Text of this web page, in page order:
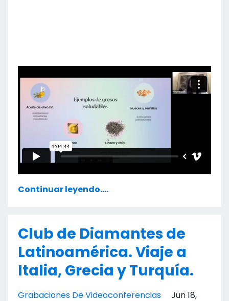
Continuar leyendo....
Club de Diamantes de
Latinoamérica. Viaje a
Italia, Grecia y Turquía.
Grabaciones De Videoconferencias
Jun 18,